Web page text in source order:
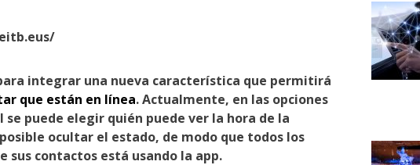
integrar una nueva característica que permitirá
que están en línea. Actualmente, en las opciones
se puede elegir quién puede ver la hora de la
ocultar el estado, de modo que todos los
sus contactos está usando la app.